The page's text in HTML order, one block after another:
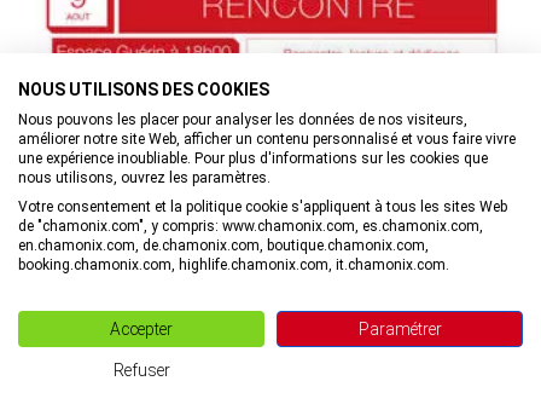
Rencontre avec Christian Vincent pour "SOS Glaciers"
à Chamonix-Mont-Blanc
NOUS UTILISONS DES COOKIES
Nous pouvons les placer pour analyser les données de nos visiteurs,
améliorer notre site Web, afficher un contenu personnalisé et vous faire vivre
une expérience inoubliable. Pour plus d'informations sur les cookies que
nous utilisons, ouvrez les paramètres.
Votre consentement et la politique cookie s'appliquent à tous les sites Web
de "chamonix.com", y compris: www.chamonix.com, es.chamonix.com,
en.chamonix.com, de.chamonix.com, boutique.chamonix.com,
booking.chamonix.com, highlife.chamonix.com, it.chamonix.com.
Accepter Paramétrer
Refuser